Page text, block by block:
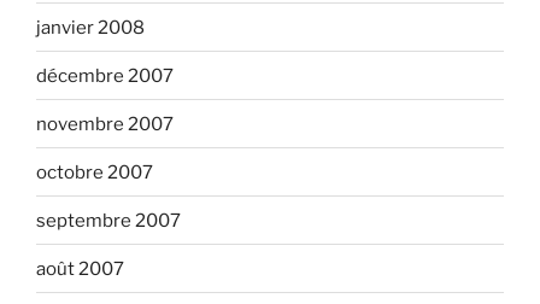
janvier 2008
décembre 2007
novembre 2007
octobre 2007
septembre 2007
août 2007